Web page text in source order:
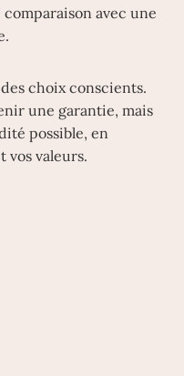
comparaison avec une
choix conscients.
une garantie, mais
possible, en
vos valeurs.